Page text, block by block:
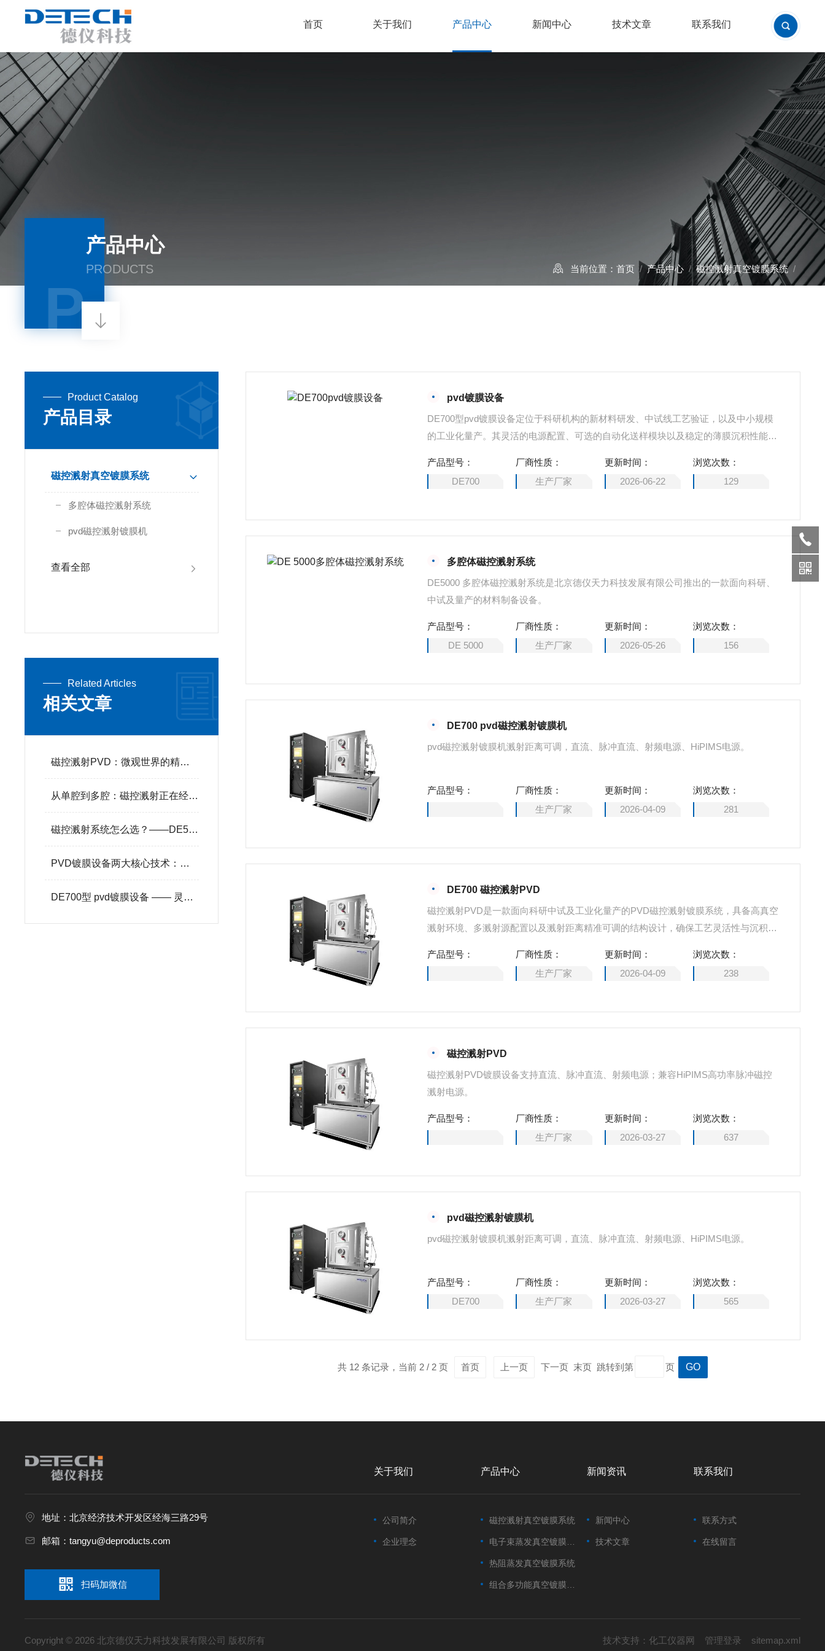
首页 关于我们 产品中心 新闻中心 技术文章 联系我们
产品中心
PRODUCTS
P
当前位置： 首页/产品中心/磁控溅射真空镀膜系统/
Product Catalog
产品目录
磁控溅射真空镀膜系统
多腔体磁控溅射系统
pvd磁控溅射镀膜机
查看全部
Related Articles
相关文章
磁控溅射PVD：微观世界的精密“裁缝”
从单腔到多腔：磁控溅射正在经历的“工业化”跃迁
磁控溅射系统怎么选？——DE500DL和DE600DL的决策指南
PVD镀膜设备两大核心技术：膜层质量与沉积速率的深度博弈
DE700型 pvd镀膜设备 —— 灵活、智能、高性价比的薄膜沉积平台
pvd镀膜设备
DE700型pvd镀膜设备定位于科研机构的新材料研发、中试线工艺验证，以及中小规模
的工业化量产。其灵活的电源配置、可选的自动化送样模块以及稳定的薄膜沉积性能，
产品型号：
DE700
厂商性质：
生产厂家
更新时间：
2026-06-22
浏览次数：
129
多腔体磁控溅射系统
DE5000 多腔体磁控溅射系统是北京德仪天力科技发展有限公司推出的一款面向科研、
中试及量产的材料制备设备。
产品型号：
DE 5000
厂商性质：
生产厂家
更新时间：
2026-05-26
浏览次数：
156
DE700 pvd磁控溅射镀膜机
pvd磁控溅射镀膜机溅射距离可调，直流、脉冲直流、射频电源、HiPIMS电源。
产品型号：
厂商性质：
生产厂家
更新时间：
2026-04-09
浏览次数：
281
DE700 磁控溅射PVD
磁控溅射PVD是一款面向科研中试及工业化量产的PVD磁控溅射镀膜系统，具备高真空
溅射环境、多溅射源配置以及溅射距离精准可调的结构设计，确保工艺灵活性与沉积稳
产品型号：
厂商性质：
生产厂家
更新时间：
2026-04-09
浏览次数：
238
磁控溅射PVD
磁控溅射PVD镀膜设备支持直流、脉冲直流、射频电源；兼容HiPIMS高功率脉冲磁控
溅射电源。
产品型号：
厂商性质：
生产厂家
更新时间：
2026-03-27
浏览次数：
637
pvd磁控溅射镀膜机
pvd磁控溅射镀膜机溅射距离可调，直流、脉冲直流、射频电源、HiPIMS电源。
产品型号：
DE700
厂商性质：
生产厂家
更新时间：
2026-03-27
浏览次数：
565
共 12 条记录，当前 2 / 2 页 首页 上一页 下一页 末页 跳转到第 页
地址：北京经济技术开发区经海三路29号
邮箱：tangyu@deproducts.com
扫码加微信
关于我们
公司简介
企业理念
产品中心
磁控溅射真空镀膜系统
电子束蒸发真空镀膜系统
热阻蒸发真空镀膜系统
组合多功能真空镀膜系统
新闻资讯
新闻中心
技术文章
联系我们
联系方式
在线留言
Copyright © 2026 北京德仪天力科技发展有限公司 版权所有 技术支持： 化工仪器网 管理登录 sitemap.xml